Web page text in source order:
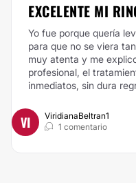
EXCELENTE MI
Yo fue porque quería
para que no se viera
muy atenta y me
profesional, el
inmediatos, sin dura
VI
ViridianaBeltran1
1 comentario